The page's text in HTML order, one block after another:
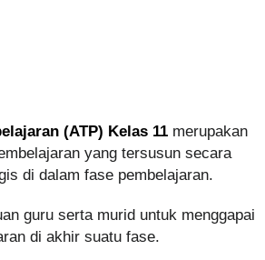
(ATP) Kelas 11 merupakan
yang tersusun secara
di dalam fase pembelajaran.
guru serta murid untuk menggapai
di akhir suatu fase.